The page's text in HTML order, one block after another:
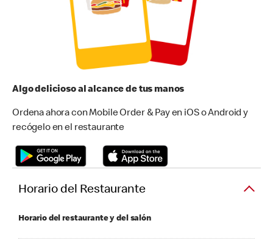
Algo delicioso al alcance de tus manos
Ordena ahora con Mobile Order & Pay en iOS o Android y
recógelo en el restaurante
Horario del Restaurante
Horario del restaurante y del salón